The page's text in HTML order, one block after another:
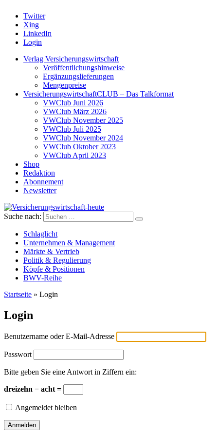
Twitter
Xing
LinkedIn
Login
Verlag Versicherungswirtschaft
Veröffentlichungshinweise
Ergänzungslieferungen
Mengenpreise
VersicherungswirtschaftCLUB – Das Talkformat
VWClub Juni 2026
VWClub März 2026
VWClub November 2025
VWClub Juli 2025
VWClub November 2024
VWClub Oktober 2023
VWClub April 2023
Shop
Redaktion
Abonnement
Newsletter
Versicherungswirtschaft-heute
Suche nach:
Schlaglicht
Unternehmen & Management
Märkte & Vertrieb
Politik & Regulierung
Köpfe & Positionen
BWV-Reihe
Startseite » Login
Login
Benutzername oder E-Mail-Adresse
Passwort
Bitte geben Sie eine Antwort in Ziffern ein:
dreizehn − acht =
Angemeldet bleiben